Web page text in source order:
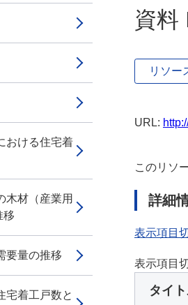
おける住宅着
木材（産業用
移
要量の推移
宅着工戸数と
資料
リソー
URL:
このリソ
詳細
表示項目
表示項目
タイ